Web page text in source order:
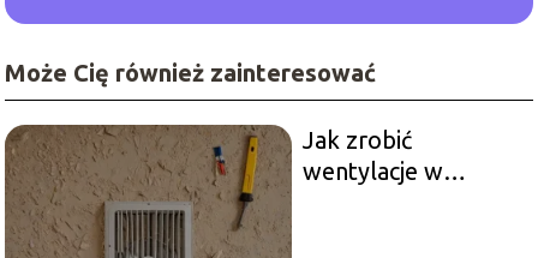
Może Cię również zainteresować
Jak zrobić
wentylacje w